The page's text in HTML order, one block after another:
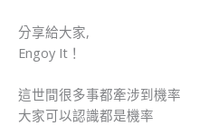
分享給大家,
Engoy It！
這世間很多事都牽涉到機率
大家可以認識都是機率